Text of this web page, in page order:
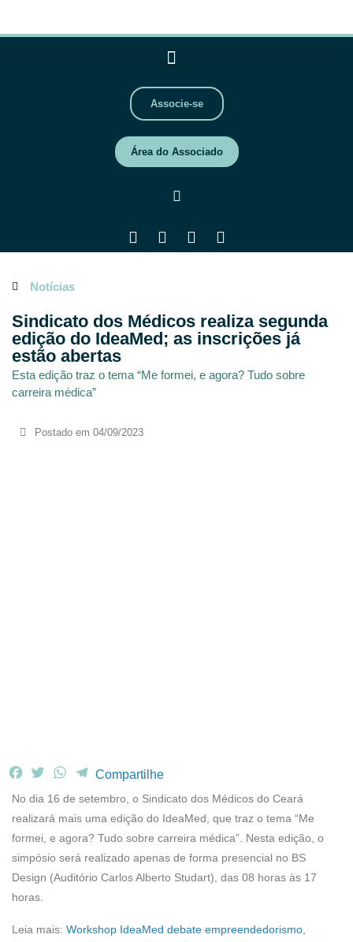
Associe-se
Área do Associado
Notícias
Sindicato dos Médicos realiza segunda
edição do IdeaMed; as inscrições já
estão abertas
Esta edição traz o tema “Me formei, e agora? Tudo sobre
carreira médica”
Postado em 04/09/2023
F
c
e
b
o
o
k
T
i
t
e
W
a
t
s
A
p
T
l
e
g
r
a
Compartilhe
No dia 16 de setembro, o Sindicato dos Médicos do Ceará
realizará mais uma edição do IdeaMed, que traz o tema “Me
formei, e agora? Tudo sobre carreira médica”. Nesta edição, o
simpósio será realizado apenas de forma presencial no BS
Design (Auditório Carlos Alberto Studart), das 08 horas às 17
horas.
Leia mais: Workshop IdeaMed debate empreendedorismo,